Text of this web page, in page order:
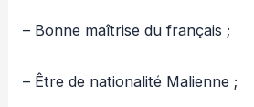
– Bonne maîtrise du français ;
– Être de nationalité Malienne ;